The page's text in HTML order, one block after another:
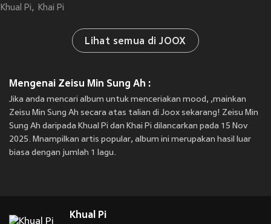
Khual Pi Khai Pi
Lihat semua di JOOX
Mengenai Zeisu Min Sung Ah :
Jika anda mencari album untuk menceriakan mood, ,mainkan
Zeisu Min Sung Ah secara atas talian di Joox sekarang! Zeisu Min
Sung Ah daripada Khual Pi dan Khai Pi dilancarkan pada 15 Nov
2025. Mnampilkan artis popular, album ini merupakan hasil luar
biasa dengan jumlah 1 lagu.
Khual Pi